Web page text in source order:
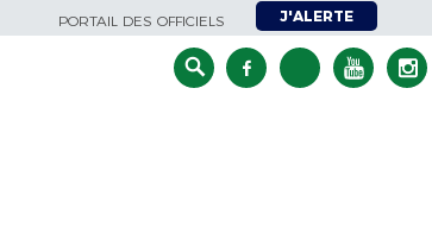
PORTAIL DES OFFICIELS J'ALERTE